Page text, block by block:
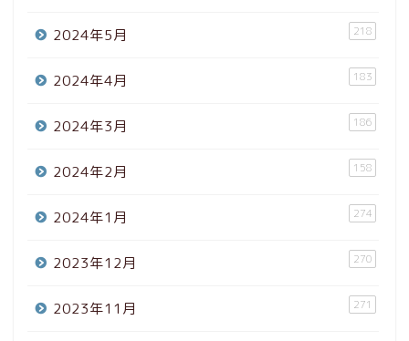
2024年5月 218
2024年4月 183
2024年3月 186
2024年2月 158
2024年1月 274
2023年12月 270
2023年11月 271